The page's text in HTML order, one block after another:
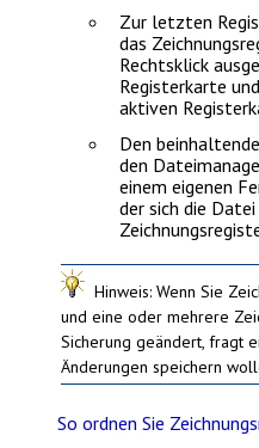
Zur letzten
das
Rechtsklick
Registerkarte
aktiven
Den
den
einem eigenen
der sich die
Hinweis: Wenn Sie
und eine oder mehrere
Sicherung geändert, fragt
Änderungen speichern
So ordnen Sie